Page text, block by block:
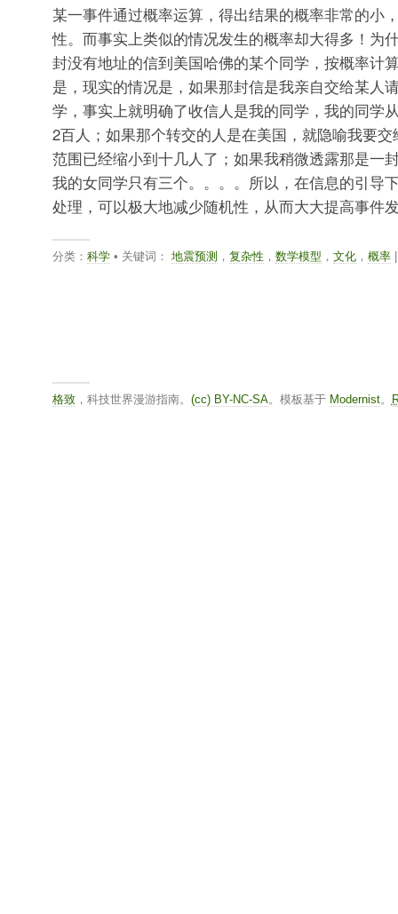
某一事件通过概率运算，得出结果的概率非常的小
性。而事实上类似的情况发生的概率却大得多！为
封没有地址的信到美国哈佛的某个同学，按概率计
是，现实的情况是，如果那封信是我亲自交给某人
学，事实上就明确了收信人是我的同学，我的同学
2百人；如果那个转交的人是在美国，就隐喻我要
范围已经缩小到十几人了；如果我稍微透露那是一
我的女同学只有三个。。。。所以，在信息的引导
处理，可以极大地减少随机性，从而大大提高事件
分类： 科学• 关键词： 地震预测 ， 复杂性 ， 数学模型 ， 文化， 概率
格致，科技世界漫游指南。 (cc) BY-NC-SA。模板基于 Modernist。